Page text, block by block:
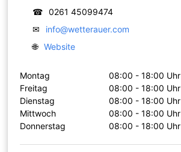
☎
0261 45099474
✉
info@wetterauer.com
🌐 Website
Montag
08:00 - 18:00 Uhr
Freitag
08:00 - 18:00 Uhr
Dienstag
08:00 - 18:00 Uhr
Mittwoch
08:00 - 18:00 Uhr
Donnerstag
08:00 - 18:00 Uhr